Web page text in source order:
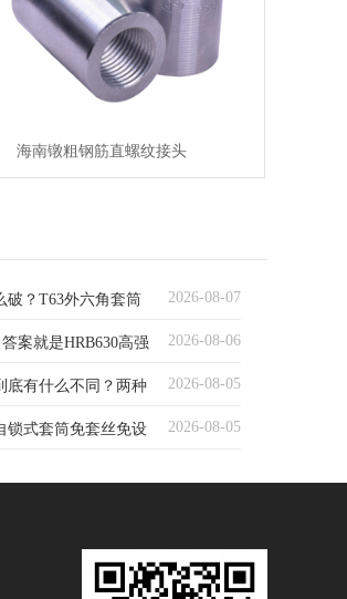
海南镦粗钢筋直螺纹接头
2026-08-07
破？T63外六角套筒
2026-08-06
案就是HRB630高强
2026-08-05
底有什么不同？两种
2026-08-05
锁式套筒免套丝免设